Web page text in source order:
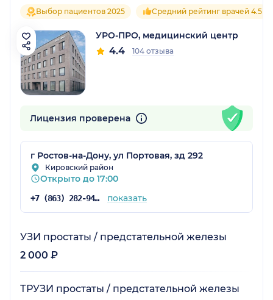
Выбор пациентов 2025 Средний рейтинг врачей 4.5
УРО-ПРО, медицинский центр
4.4 104 отзыва
Лицензия проверена
г Ростов-на-Дону, ул Портовая, зд 292
Кировский район
Открыто до 17:00
+7 (863) 282-94-46 показать
УЗИ простаты / предстательной железы
2 000 ₽
ТРУЗИ простаты / предстательной железы